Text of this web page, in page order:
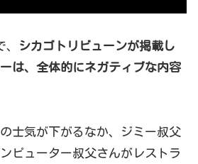
シカゴトリビューンが掲載し
は、全体的にネガティブな内容
士気が下がるなか、ジミー叔父
ピューター叔父さんがレストラ